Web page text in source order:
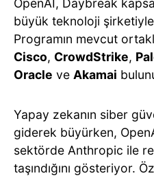
OpenAI, Daybreak
büyük teknoloji
Programın mevcut
Cisco, CrowdStrike,
Oracle ve Akamai
Yapay zekanın siber
giderek büyürken,
sektörde Anthropic ile
taşındığını gösteriyor.